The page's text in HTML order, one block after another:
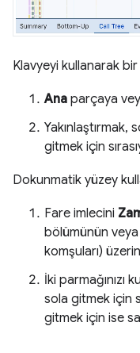
Klavyeyi kullanarak
Ana parçaya
Yakınlaştırmak,
gitmek için
Dokunmatik yüzey
Fare imlecini
bölümünün
komşuları)
İki parmağınızı
sola gitmek için
gitmek için ise